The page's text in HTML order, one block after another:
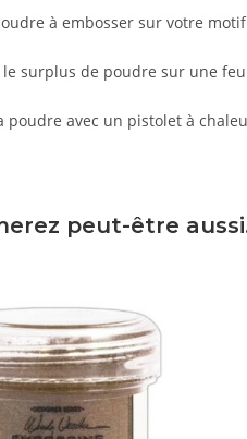
à embosser sur votre
le surplus de poudre sur une
poudre avec un pistolet à
peut-être